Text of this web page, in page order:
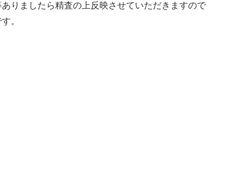
りましたら精査の上反映させていただきますので
。